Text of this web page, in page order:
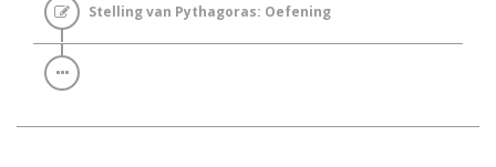
Stelling van Pythagoras: Oefening